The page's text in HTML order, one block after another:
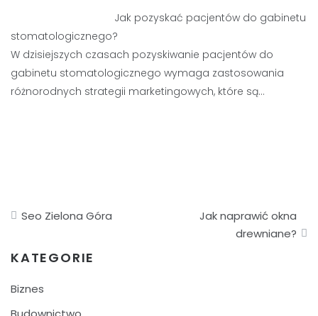
Jak pozyskać pacjentów do gabinetu
stomatologicznego?
W dzisiejszych czasach pozyskiwanie pacjentów do
gabinetu stomatologicznego wymaga zastosowania
różnorodnych strategii marketingowych, które są…
Nawigacja
Seo Zielona Góra
Jak naprawić okna
drewniane?
KATEGORIE
Biznes